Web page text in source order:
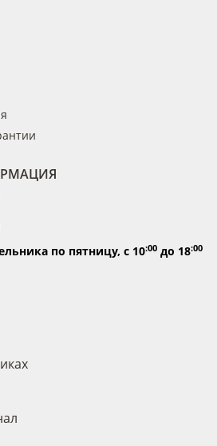
по пятницу, с 10:00 до 18:00